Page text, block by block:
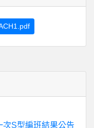
S型編班結果公告